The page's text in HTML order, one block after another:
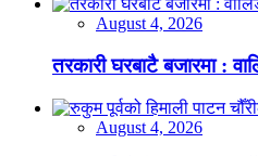
August 4, 2026
तरकारी घरबाटै बजारमा :
August 4, 2026